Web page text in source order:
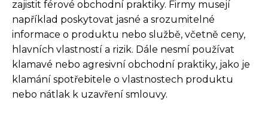
zajistit férové obchodní praktiky. Firmy musejí
například poskytovat jasné a srozumitelné
informace o produktu nebo službě, včetně ceny,
hlavních vlastností a rizik. Dále nesmí používat
klamavé nebo agresivní obchodní praktiky, jako je
klamání spotřebitele o vlastnostech produktu
nebo nátlak k uzavření smlouvy.